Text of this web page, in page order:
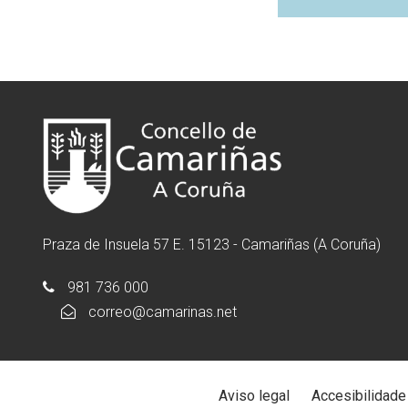
Praza de Insuela 57 E. 15123 - Camariñas (A Coruña)
981 736 000
correo@camarinas.net
Aviso legal Accesibilidade